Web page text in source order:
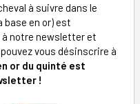
à suivre dans le
base en or) est
notre newsletter et
vous désinscrire à
or du quinté est
!